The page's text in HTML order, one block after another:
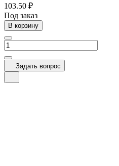
103.50 ₽
Под заказ
В корзину
Задать вопрос